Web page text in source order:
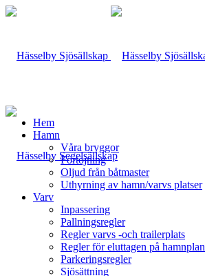
Hem
Hamn
Våra bryggor
Förtöjning
Oljud från båtmaster
Uthyrning av hamn/varvs platser
Varv
Inpassering
Pallningsregler
Regler varvs -och trailerplats
Regler för eluttagen på hamnplan
Parkeringsregler
Sjösättning